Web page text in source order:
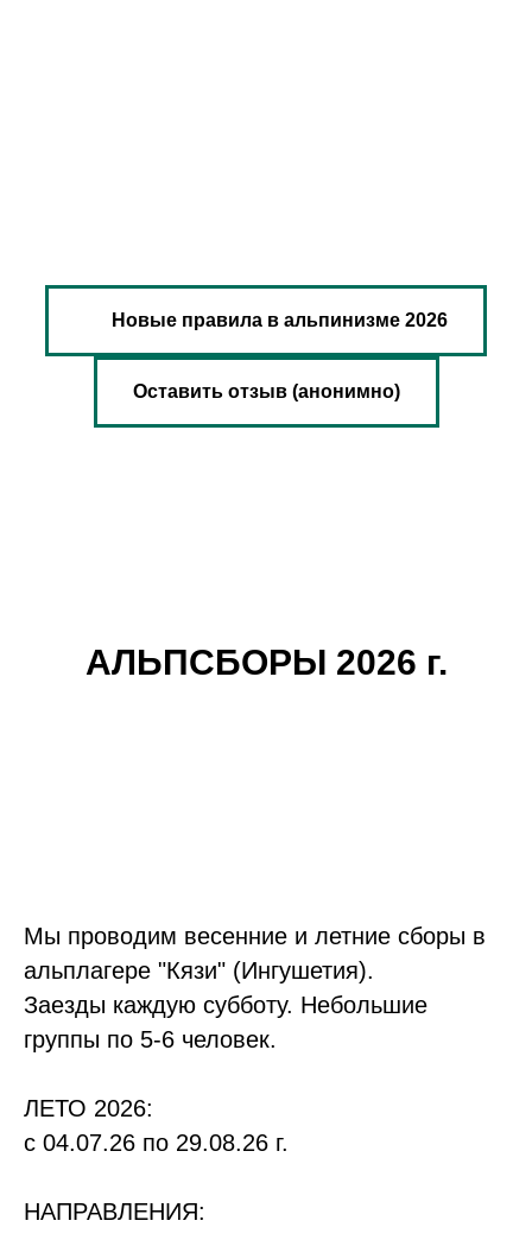
Новые правила в альпинизме 2026
Оставить отзыв (анонимно)
АЛЬПСБОРЫ 2026 г.
Мы проводим весенние и летние сборы в
альплагере "Кязи" (Ингушетия).
Заезды каждую субботу. Небольшие
группы по 5-6 человек.
ЛЕТО 2026:
с 04.07.26 по 29.08.26 г.
НАПРАВЛЕНИЯ: